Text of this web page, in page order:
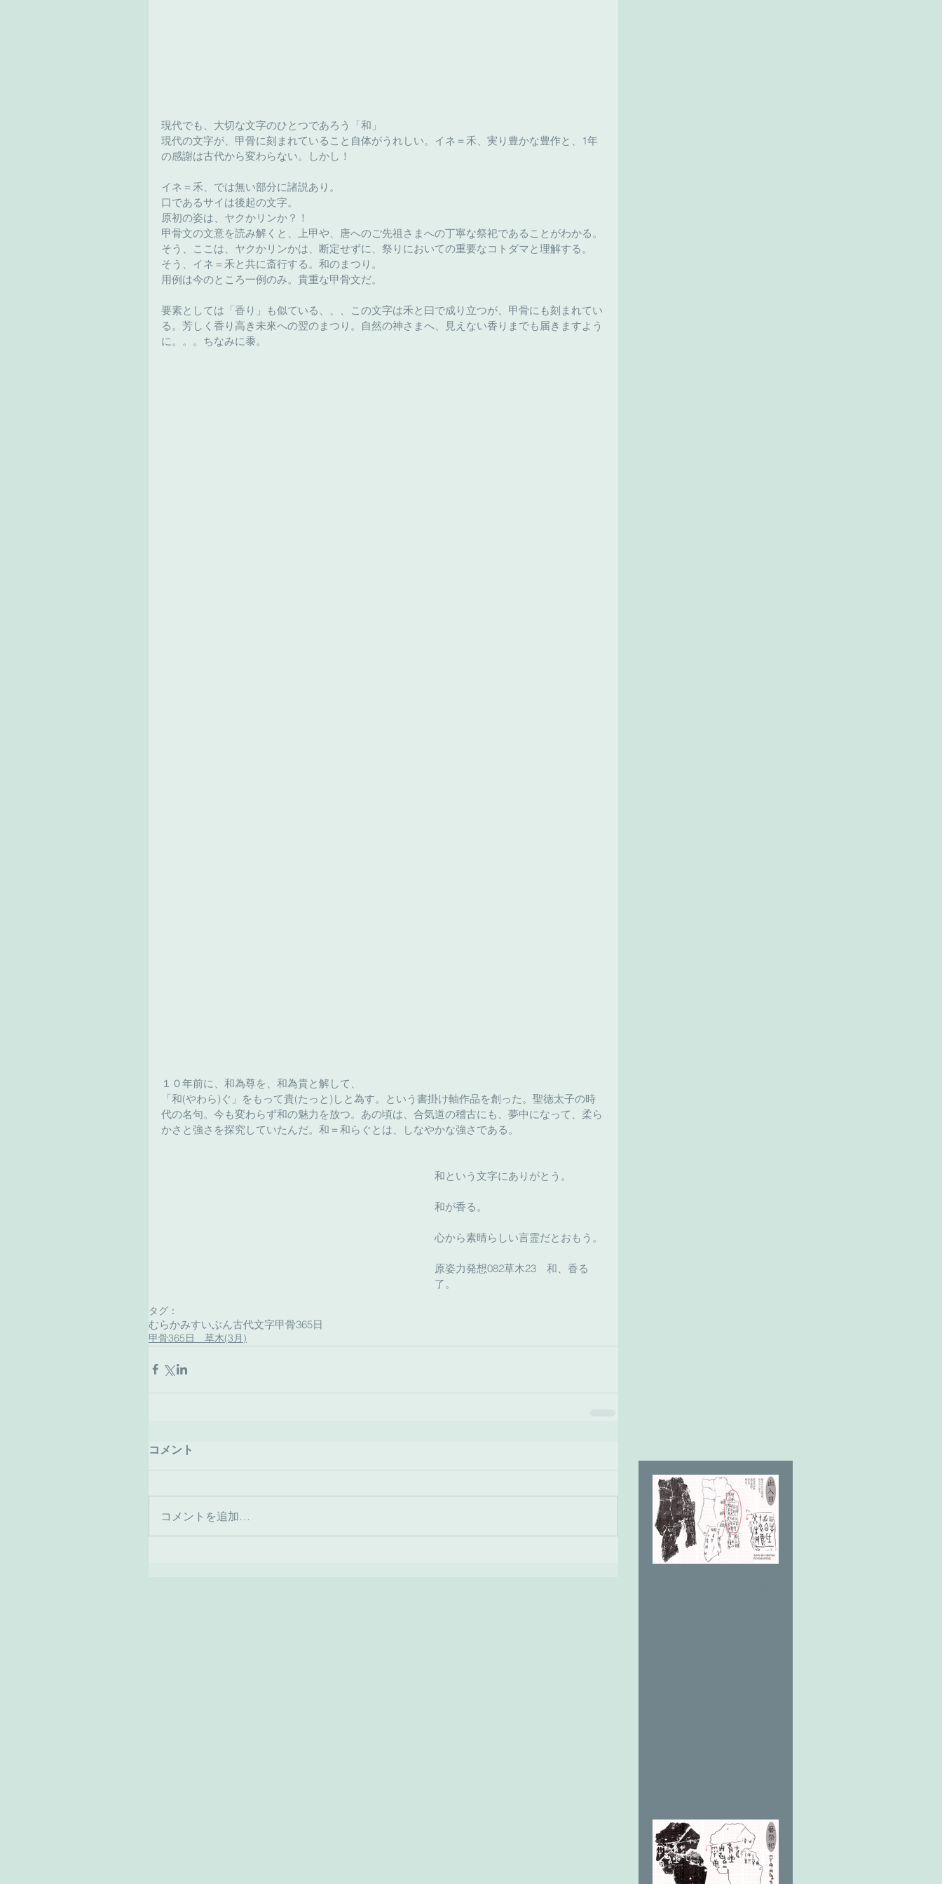
現代でも、大切な文字のひとつであろう「和」
現代の文字が、甲骨に刻まれていること自体がうれしい。イネ＝禾、実り豊かな豊作と、1年
の感謝は古代から変わらない。しかし！
イネ＝禾、では無い部分に諸説あり。
口であるサイは後起の文字。
原初の姿は、ヤクかリンか？！
甲骨文の文意を読み解くと、上甲や、唐へのご先祖さまへの丁寧な祭祀であることがわかる。
そう、ここは、ヤクかリンかは、断定せずに、祭りにおいての重要なコトダマと理解する。
そう、イネ＝禾と共に斎行する。和のまつり。
用例は今のところ一例のみ。貴重な甲骨文だ。
要素としては「香り」も似ている、、、この文字は禾と曰で成り立つが、甲骨にも刻まれてい
る。芳しく香り高き未來への翌のまつり。自然の神さまへ、見えない香りまでも届きますよう
に。。。ちなみに黍。
１０年前に、和為尊を、和為貴と解して、
「和(やわら)ぐ」をもって貴(たっと)しと為す。という書掛け軸作品を創った。聖徳太子の時
代の名句。今も変わらず和の魅力を放つ。あの頃は、合気道の稽古にも、夢中になって、柔ら
かさと強さを探究していたんだ。和＝和らぐとは、しなやかな強さである。
和という文字にありがとう。
和が香る。
心から素晴らしい言霊だとおもう。
原姿力発想082草木23　和、香る
了。
タグ：
むらかみすいぶん古代文字甲骨365日
甲骨365日 草木(3月)
コメント
コメントを追加…